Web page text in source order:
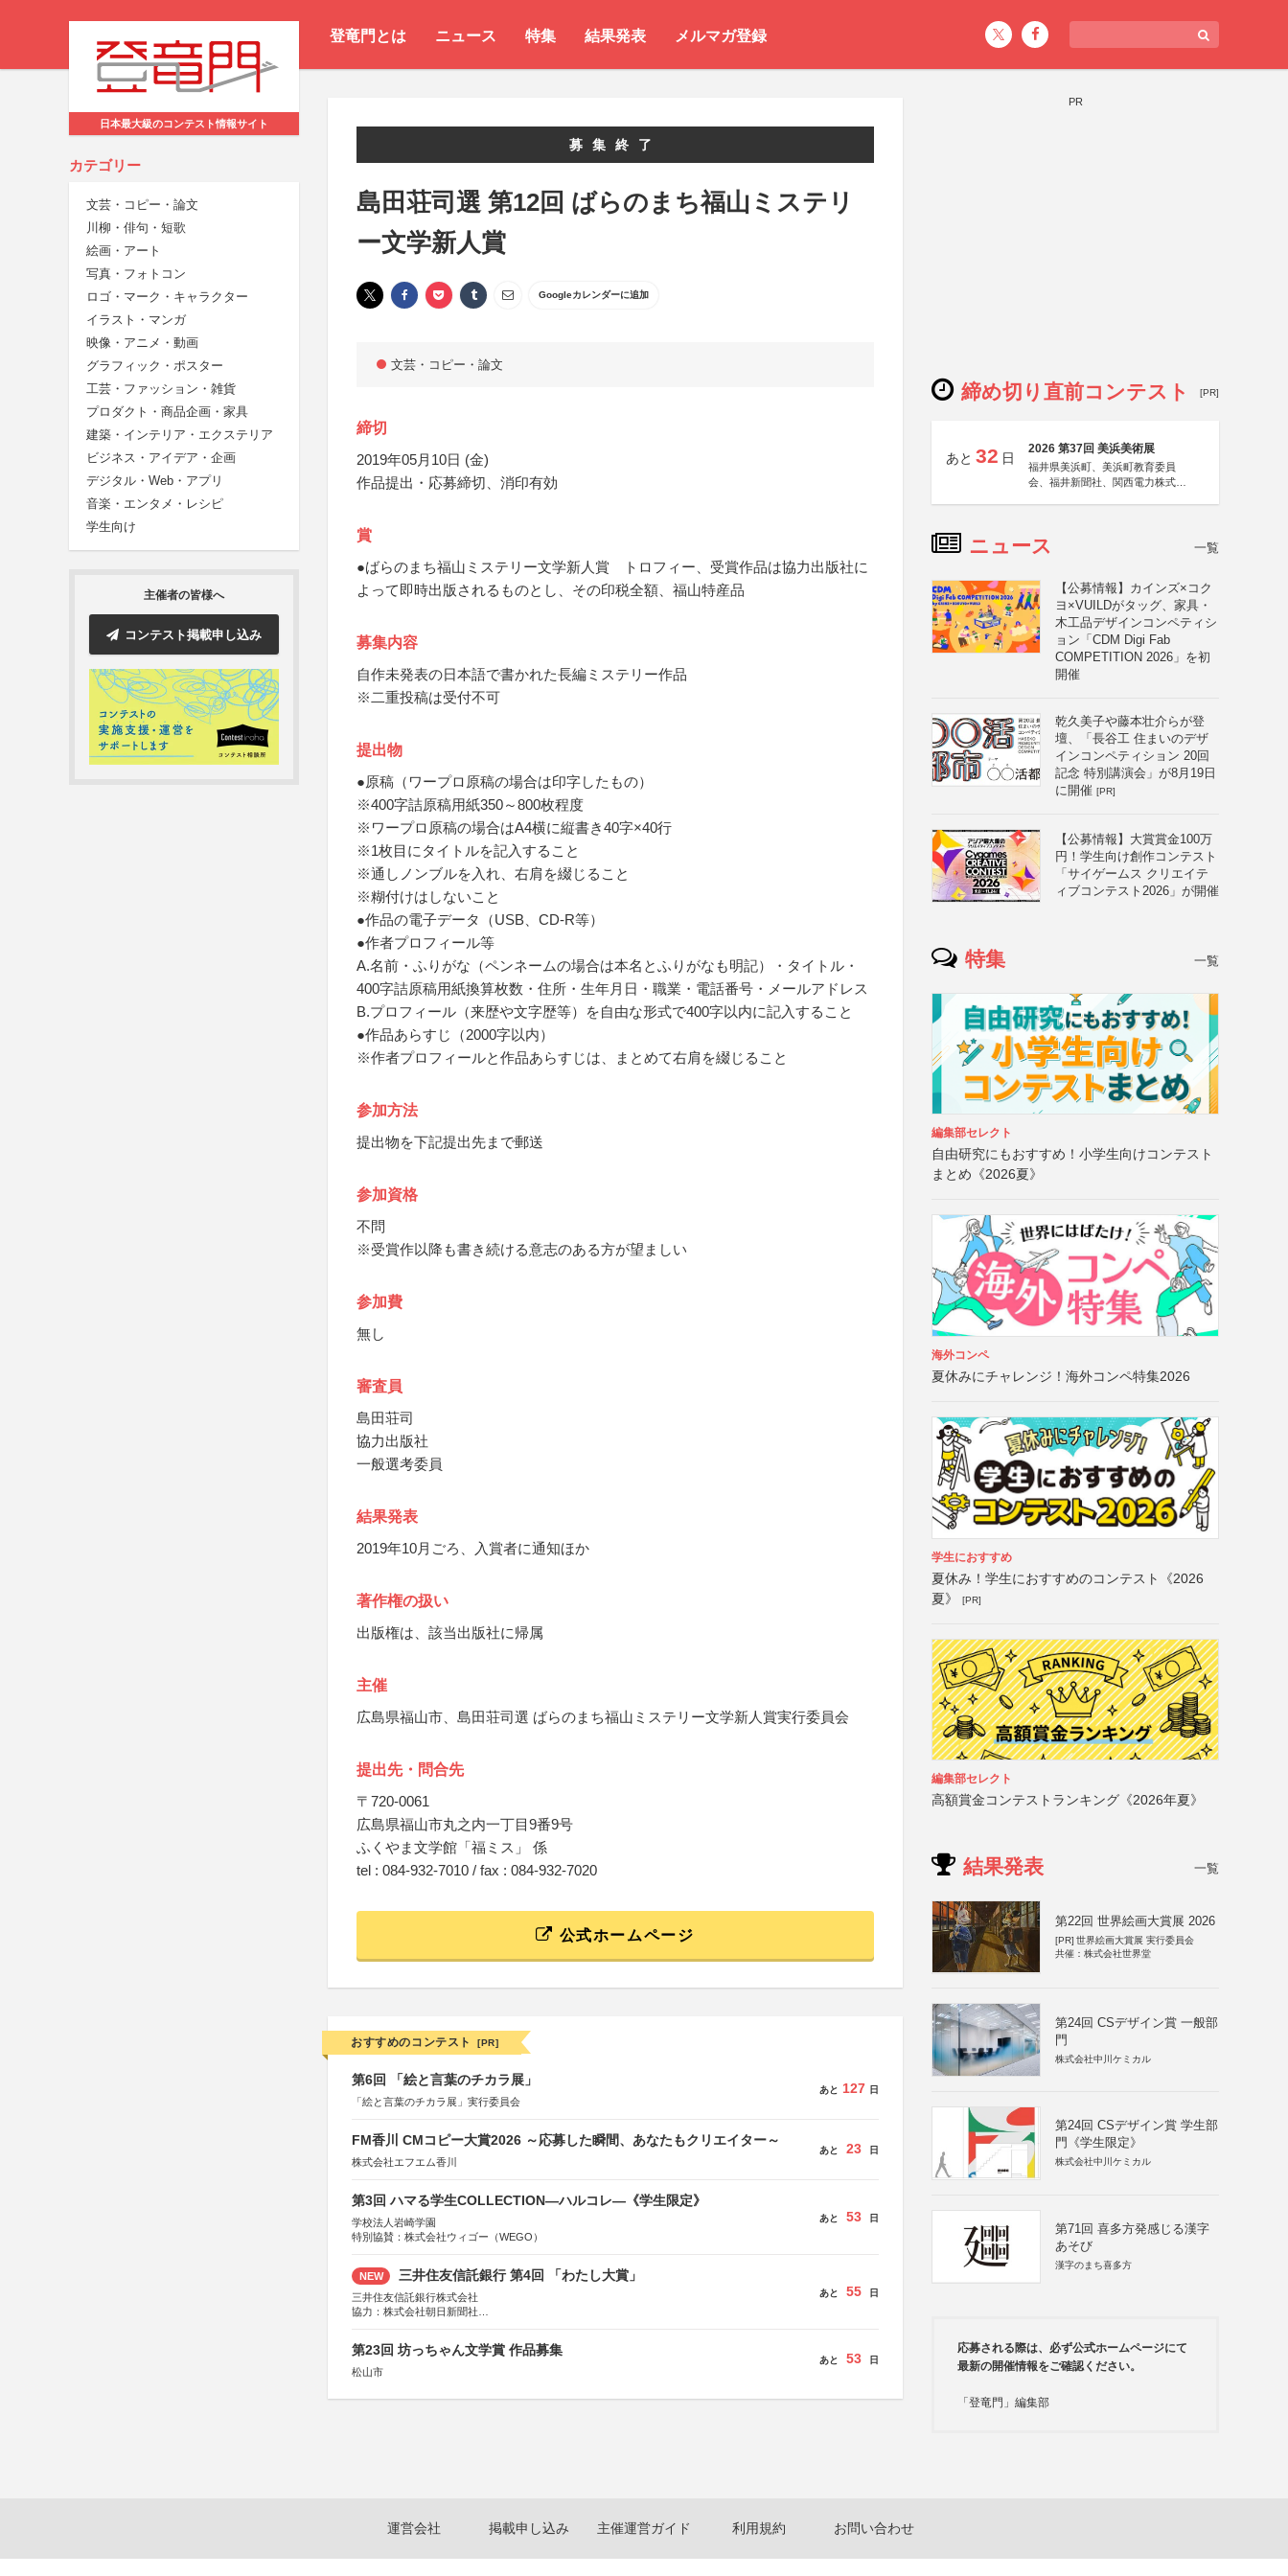
登竜門とは ニュース 特集 結果発表 メルマガ登録
日本最大級のコンテスト情報サイト
カテゴリー
文芸・コピー・論文
川柳・俳句・短歌
絵画・アート
写真・フォトコン
ロゴ・マーク・キャラクター
イラスト・マンガ
映像・アニメ・動画
グラフィック・ポスター
工芸・ファッション・雑貨
プロダクト・商品企画・家具
建築・インテリア・エクステリア
ビジネス・アイデア・企画
デジタル・Web・アプリ
音楽・エンタメ・レシピ
学生向け
主催者の皆様へ
コンテスト掲載申し込み
募集終了
島田荘司選 第12回 ばらのまち福山ミステリ
ー文学新人賞
Googleカレンダーに追加
文芸・コピー・論文
締切
2019年05月10日 (金)
作品提出・応募締切、消印有効
賞
●ばらのまち福山ミステリー文学新人賞 トロフィー、受賞作品は協力出版社に
よって即時出版されるものとし、その印税全額、福山特産品
募集内容
自作未発表の日本語で書かれた長編ミステリー作品
※二重投稿は受付不可
提出物
●原稿（ワープロ原稿の場合は印字したもの）
※400字詰原稿用紙350～800枚程度
※ワープロ原稿の場合はA4横に縦書き40字×40行
※1枚目にタイトルを記入すること
※通しノンブルを入れ、右肩を綴じること
※糊付けはしないこと
●作品の電子データ（USB、CD-R等）
●作者プロフィール等
A.名前・ふりがな（ペンネームの場合は本名とふりがなも明記）・タイトル・
400字詰原稿用紙換算枚数・住所・生年月日・職業・電話番号・メールアドレス
B.プロフィール（来歴や文字歴等）を自由な形式で400字以内に記入すること
●作品あらすじ（2000字以内）
※作者プロフィールと作品あらすじは、まとめて右肩を綴じること
参加方法
提出物を下記提出先まで郵送
参加資格
不問
※受賞作以降も書き続ける意志のある方が望ましい
参加費
無し
審査員
島田荘司
協力出版社
一般選考委員
結果発表
2019年10月ごろ、入賞者に通知ほか
著作権の扱い
出版権は、該当出版社に帰属
主催
広島県福山市、島田荘司選 ばらのまち福山ミステリー文学新人賞実行委員会
提出先・問合先
〒720-0061
広島県福山市丸之内一丁目9番9号
ふくやま文学館「福ミス」 係
tel : 084-932-7010 / fax : 084-932-7020
公式ホームページ
おすすめのコンテスト [PR]
第6回 「絵と言葉のチカラ展」
「絵と言葉のチカラ展」実行委員会
あと 127 日
FM香川 CMコピー大賞2026 ～応募した瞬間、あなたもクリエイター～
株式会社エフエム香川
あと 23 日
第3回 ハマる学生COLLECTION―ハルコレ―《学生限定》
学校法人岩崎学園
特別協賛：株式会社ウィゴー（WEGO）
あと 53 日
NEW 三井住友信託銀行 第4回 「わたし大賞」
三井住友信託銀行株式会社
協力：株式会社朝日新聞社
あと 55 日
第23回 坊っちゃん文学賞 作品募集
松山市
あと 53 日
PR
締め切り直前コンテスト [PR]
あと 32 日
2026 第37回 美浜美術展
福井県美浜町、美浜町教育委員
会、福井新聞社、関西電力株式会
ニュース 一覧
【公募情報】カインズ×コク
ヨ×VUILDがタッグ、家具・
木工品デザインコンペティシ
ョン「CDM Digi Fab
COMPETITION 2026」を初
開催
乾久美子や藤本壮介らが登
壇、「長谷工 住まいのデザ
インコンペティション 20回
記念 特別講演会」が8月19日
に開催 [PR]
【公募情報】大賞賞金100万
円！学生向け創作コンテスト
「サイゲームス クリエイテ
ィブコンテスト2026」が開催
特集 一覧
編集部セレクト
自由研究にもおすすめ！小学生向けコンテスト
まとめ《2026夏》
海外コンペ
夏休みにチャレンジ！海外コンペ特集2026
学生におすすめ
夏休み！学生におすすめのコンテスト《2026
夏》
[PR]
編集部セレクト
高額賞金コンテストランキング《2026年夏》
結果発表 一覧
第22回 世界絵画大賞展 2026
[PR] 世界絵画大賞展 実行委員会
共催：株式会社世界堂
第24回 CSデザイン賞 一般部
門
株式会社中川ケミカル
第24回 CSデザイン賞 学生部
門《学生限定》
株式会社中川ケミカル
第71回 喜多方発感じる漢字
あそび
漢字のまち喜多方
応募される際は、必ず公式ホームページにて
最新の開催情報をご確認ください。
「登竜門」編集部
運営会社 掲載申し込み 主催運営ガイド 利用規約 お問い合わせ